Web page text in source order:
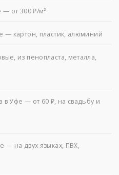
— от 300 ₽/м²
— картон, пластик, алюминий
из пенопласта, металла,
Уфе — от 60 ₽, на свадьбу и
— на двух языках, ПВХ,